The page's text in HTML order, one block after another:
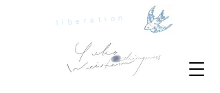
liberation